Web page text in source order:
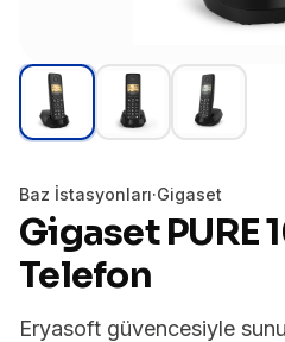
Baz İstasyonları·Gigaset
Gigaset PURE
Telefon
Eryasoft güvencesiyle